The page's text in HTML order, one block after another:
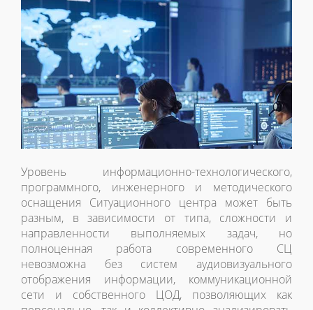
Уровень информационно-технологического,
программного, инженерного и методического
оснащения Ситуационного центра может быть
разным, в зависимости от типа, сложности и
направленности выполняемых задач, но
полноценная работа современного СЦ
невозможна без систем аудиовизуального
отображения информации, коммуникационной
сети и собственного ЦОД, позволяющих как